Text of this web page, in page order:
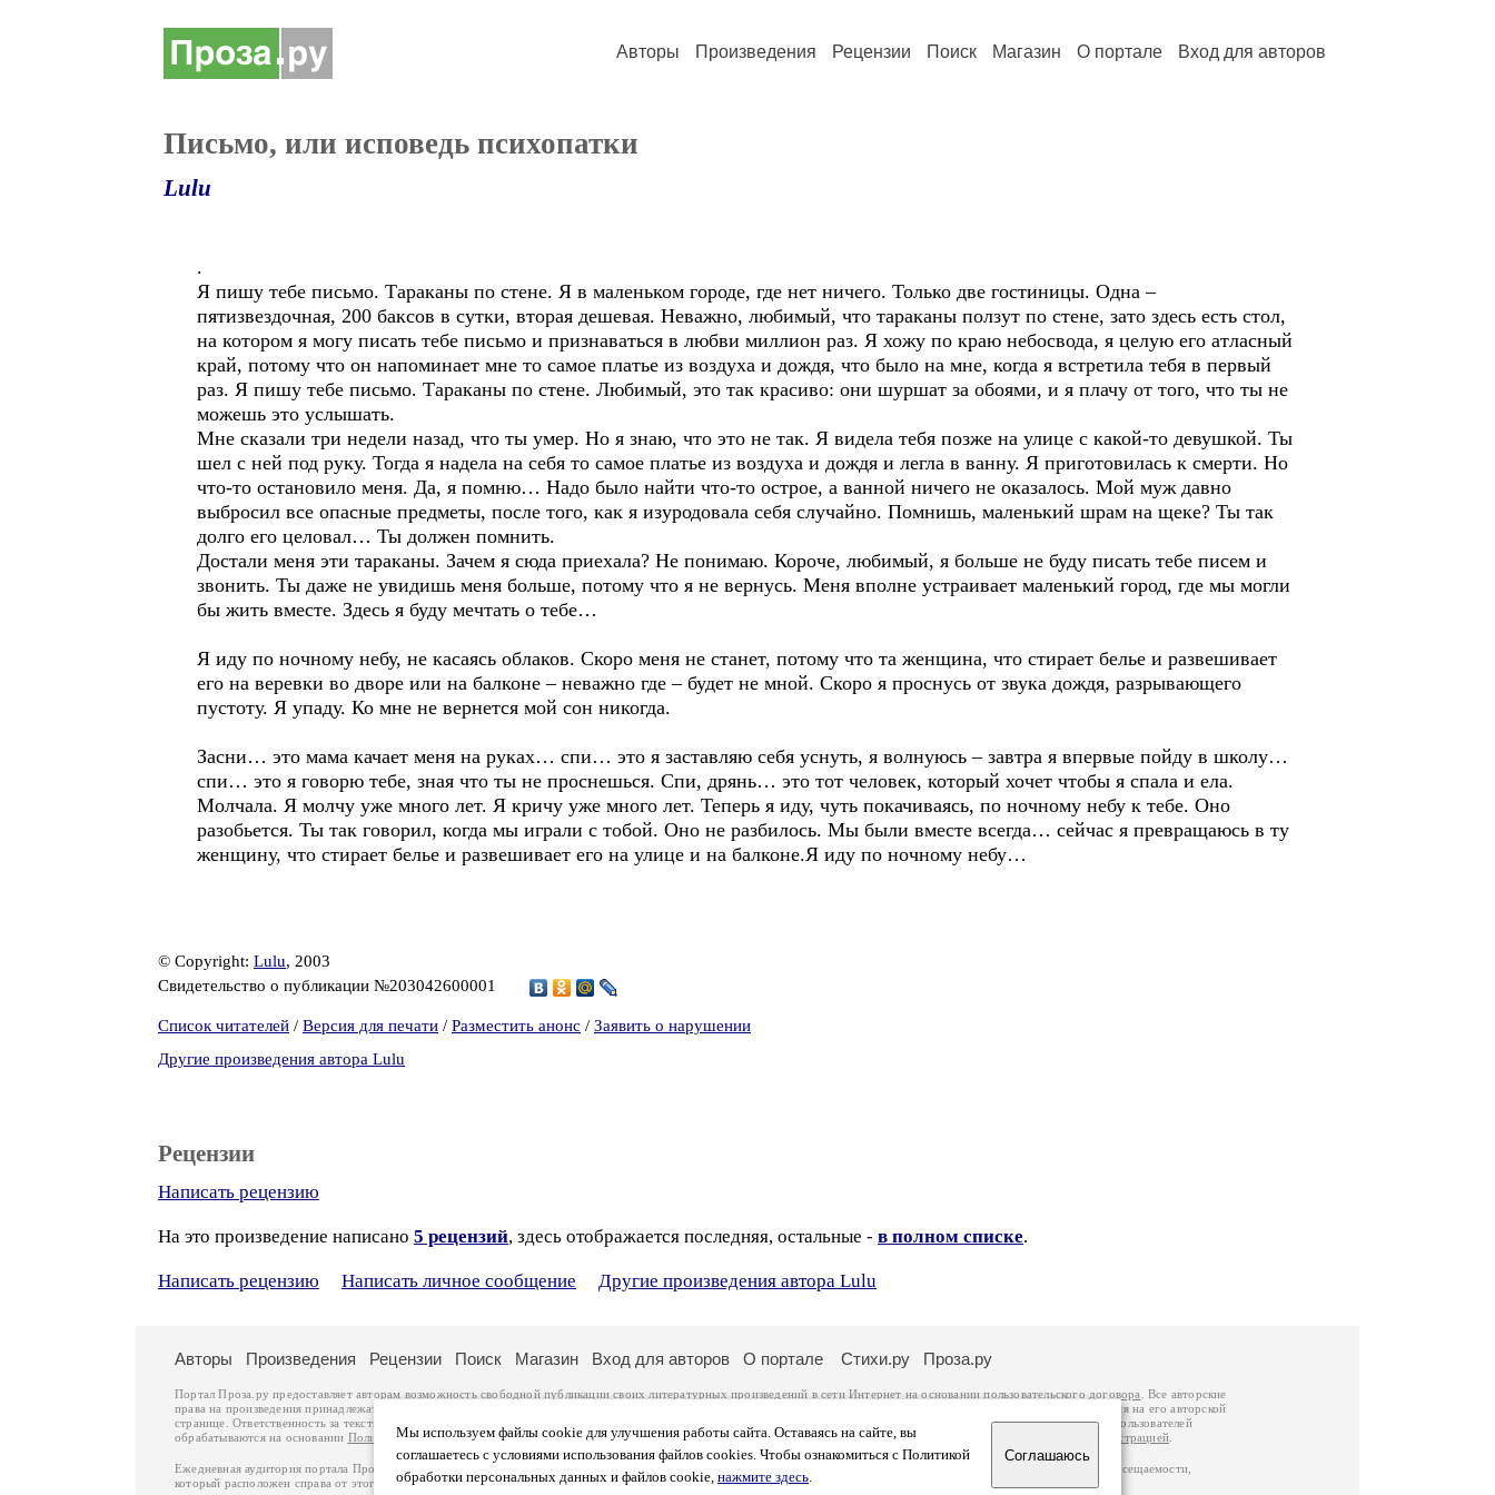
Авторы Произведения Рецензии Поиск Магазин О портале Вход для авторов
Письмо, или исповедь психопатки
Lulu
.
Я пишу тебе письмо. Тараканы по стене. Я в маленьком городе, где нет ничего. Только две гостиницы. Одна –
пятизвездочная, 200 баксов в сутки, вторая дешевая. Неважно, любимый, что тараканы ползут по стене, зато здесь есть стол,
на котором я могу писать тебе письмо и признаваться в любви миллион раз. Я хожу по краю небосвода, я целую его атласный
край, потому что он напоминает мне то самое платье из воздуха и дождя, что было на мне, когда я встретила тебя в первый
раз. Я пишу тебе письмо. Тараканы по стене. Любимый, это так красиво: они шуршат за обоями, и я плачу от того, что ты не
можешь это услышать.
Мне сказали три недели назад, что ты умер. Но я знаю, что это не так. Я видела тебя позже на улице с какой-то девушкой. Ты
шел с ней под руку. Тогда я надела на себя то самое платье из воздуха и дождя и легла в ванну. Я приготовилась к смерти. Но
что-то остановило меня. Да, я помню… Надо было найти что-то острое, а ванной ничего не оказалось. Мой муж давно
выбросил все опасные предметы, после того, как я изуродовала себя случайно. Помнишь, маленький шрам на щеке? Ты так
долго его целовал… Ты должен помнить.
Достали меня эти тараканы. Зачем я сюда приехала? Не понимаю. Короче, любимый, я больше не буду писать тебе писем и
звонить. Ты даже не увидишь меня больше, потому что я не вернусь. Меня вполне устраивает маленький город, где мы могли
бы жить вместе. Здесь я буду мечтать о тебе…
Я иду по ночному небу, не касаясь облаков. Скоро меня не станет, потому что та женщина, что стирает белье и развешивает
его на веревки во дворе или на балконе – неважно где – будет не мной. Скоро я проснусь от звука дождя, разрывающего
пустоту. Я упаду. Ко мне не вернется мой сон никогда.
Засни… это мама качает меня на руках… спи… это я заставляю себя уснуть, я волнуюсь – завтра я впервые пойду в школу…
спи… это я говорю тебе, зная что ты не проснешься. Спи, дрянь… это тот человек, который хочет чтобы я спала и ела.
Молчала. Я молчу уже много лет. Я кричу уже много лет. Теперь я иду, чуть покачиваясь, по ночному небу к тебе. Оно
разобьется. Ты так говорил, когда мы играли с тобой. Оно не разбилось. Мы были вместе всегда… сейчас я превращаюсь в ту
женщину, что стирает белье и развешивает его на улице и на балконе.Я иду по ночному небу…
© Copyright: Lulu, 2003
Свидетельство о публикации №203042600001
Список читателей / Версия для печати / Разместить анонс / Заявить о нарушении
Другие произведения автора Lulu
Рецензии
Написать рецензию
На это произведение написано 5 рецензий, здесь отображается последняя, остальные - в полном списке.
Написать рецензию Написать личное сообщение Другие произведения автора Lulu
Мы используем файлы cookie для улучшения работы сайта. Оставаясь на сайте, вы
соглашаетесь с условиями использования файлов cookies. Чтобы ознакомиться с Политикой
обработки персональных данных и файлов cookie, нажмите здесь.
Соглашаюсь
Авторы Произведения Рецензии Поиск Магазин Вход для авторов О портале Стихи.ру Проза.ру
Портал Проза.ру предоставляет авторам возможность свободной публикации своих литературных произведений в сети Интернет на основаниипользовательского договора
. Все авторские
права на произведения принадлежат авторам и охраняются
. Перепечатка произведений возможна только с согласия его автора, к которому вы можете обратиться на его авторской
странице. Ответственность за тексты произведений авторы несут самостоятельно на основании
законодательства Российской Федерации. Данные пользователей
обрабатываются на основании Политики обработки персональных данных. Вы также можете посмотреть более подробнуюинформацию о портале связаться с администрацией
Ежедневная аудитория портала Проза.ру – порядка 100 тысяч посетителей, которые в общей сумме просматривают более полумиллиона страниц по данным счетчика посещаемости,
который расположен справа от этого текста. В каждой графе указано по две цифры: количество просмотров и количество посетителей.